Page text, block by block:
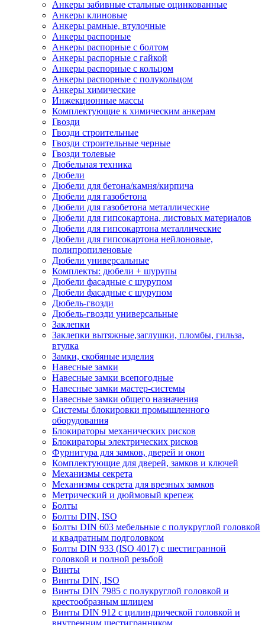
Анкеры забивные стальные оцинкованные
Анкеры клиновые
Анкеры рамные, втулочные
Анкеры распорные
Анкеры распорные с болтом
Анкеры распорные с гайкой
Анкеры распорные с кольцом
Анкеры распорные с полукольцом
Анкеры химические
Инжекционные массы
Комплектующие к химическим анкерам
Гвозди
Гвозди строительные
Гвозди строительные черные
Гвозди толевые
Дюбельная техника
Дюбели
Дюбели для бетона/камня/кирпича
Дюбели для газобетона
Дюбели для газобетона металлические
Дюбели для гипсокартона, листовых материалов
Дюбели для гипсокартона металлические
Дюбели для гипсокартона нейлоновые,
полипропиленовые
Дюбели универсальные
Комплекты: дюбели + шурупы
Дюбели фасадные с шурупом
Дюбели фасадные с шурупом
Дюбель-гвозди
Дюбель-гвозди универсальные
Заклепки
Заклепки вытяжные,заглушки, пломбы, гильза,
втулка
Замки, скобяные изделия
Навесные замки
Навесные замки всепогодные
Навесные замки мастер-системы
Навесные замки общего назначения
Системы блокировки промышленного
оборудования
Блокираторы механических рисков
Блокираторы электрических рисков
Фурнитура для замков, дверей и окон
Комплектующие для дверей, замков и ключей
Механизмы секрета
Механизмы секрета для врезных замков
Метрический и дюймовый крепеж
Болты
Болты DIN, ISO
Болты DIN 603 мебельные с полукруглой головкой
и квадратным подголовком
Болты DIN 933 (ISO 4017) с шестигранной
головкой и полной резьбой
Винты
Винты DIN, ISO
Винты DIN 7985 с полукруглой головкой и
крестообразным шлицем
Винты DIN 912 с цилиндрической головкой и
внутренним шестигранником